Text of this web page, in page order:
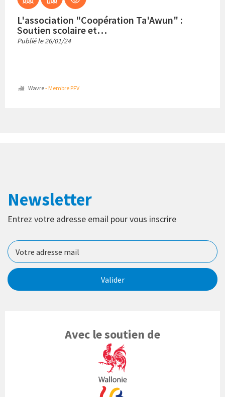
L'association "Coopération Ta'Awun" :
Soutien scolaire et…
Publié le26/01/24
Wavre- Membre PFV
Newsletter
Entrez votre adresse email pour vous inscrire
Valider
Avec le soutien de